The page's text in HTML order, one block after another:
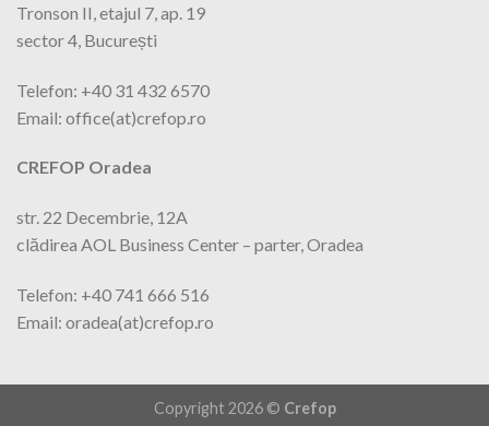
Tronson II, etajul 7, ap. 19
sector 4, București
Telefon: +40 31 432 6570
Email: office(at)crefop.ro
CREFOP Oradea
str. 22 Decembrie, 12A
clădirea AOL Business Center – parter, Oradea
Telefon: +40 741 666 516
Email: oradea(at)crefop.ro
Copyright 2026 © Crefop